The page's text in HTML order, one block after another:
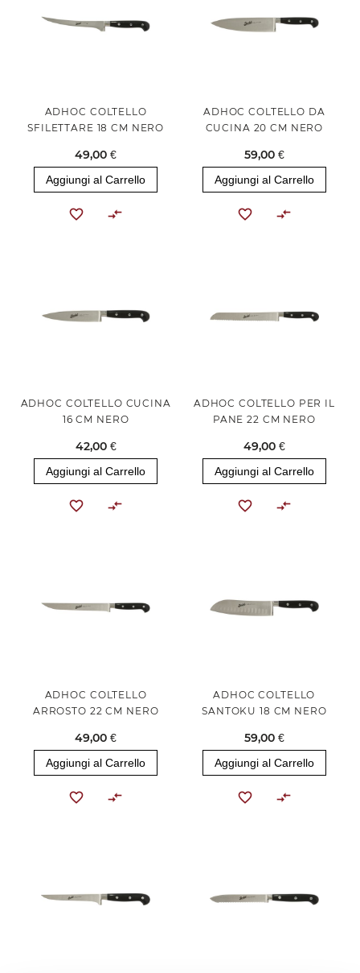
ADHOC COLTELLO
SFILETTARE 18 CM NERO
49,00 €
Aggiungi al Carrello
ADHOC COLTELLO DA
CUCINA 20 CM NERO
59,00 €
Aggiungi al Carrello
ADHOC COLTELLO CUCINA
16 CM NERO
42,00 €
Aggiungi al Carrello
ADHOC COLTELLO PER IL
PANE 22 CM NERO
49,00 €
Aggiungi al Carrello
ADHOC COLTELLO
ARROSTO 22 CM NERO
49,00 €
Aggiungi al Carrello
ADHOC COLTELLO
SANTOKU 18 CM NERO
59,00 €
Aggiungi al Carrello